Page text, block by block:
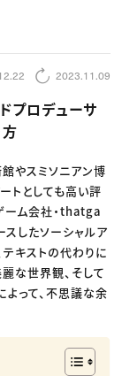
ア
2023.11.09
プロデューサ
やスミソニアン博
トとしても高い評
ーム会社・thatga
したソーシャルア
テキストの代わりに
な世界観、そして
って、不思議な余